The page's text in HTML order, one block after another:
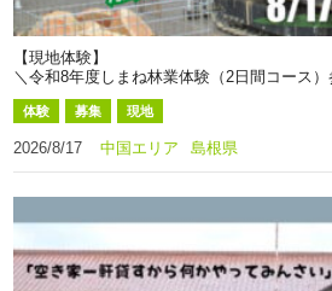
【現地体験】
＼令和8年度しまね林業体験（2日間コース）
体験 募集 現地
2026/8/17 中国エリア 島根県